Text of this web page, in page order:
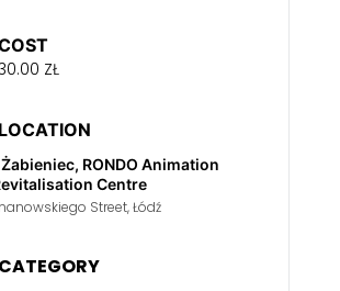
ZŁ
LOCATION
Żabieniec, RONDO Animation
Centre
Street, Łódź
CATEGORY